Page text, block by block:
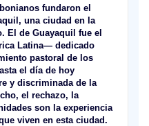
fundaron el
una ciudad en la
El de Guayaquil fue el
Latina— dedicado
pastoral de los
el día de hoy
y discriminada de la
el rechazo, la
son la experiencia
viven en esta ciudad.